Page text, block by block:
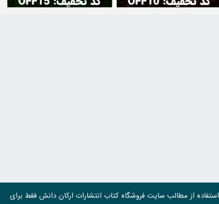
استفاده از مطالب سايت فروشگاه کتاب انتشارات ارکان دانش فقط برای